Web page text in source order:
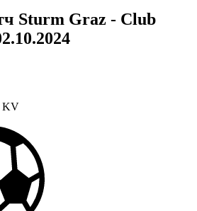
Sturm Graz - Club
KV